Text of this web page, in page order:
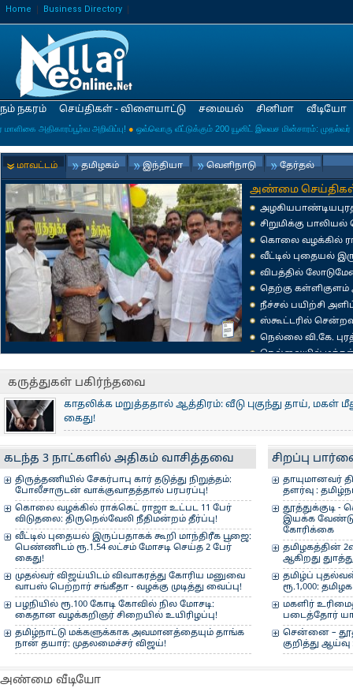
Home Business Directory
நம் நகரம் செய்திகள் - விளையாட்டு சமையல் சினிமா வீடியோ
அதிகாரப்பூர்வ அறிவிப்பு!● ஒவ்வொரு வீட்டுக்கும் 200 யூனிட் இலவச மின்சாரம்: முதல்வர்
மாவட்டம் தமிழகம் இந்தியா வெளிநாடு தேர்தல்
NewsIcon
அண்மை
சேவை : ஆர்.எஸ்.
சிறுமிக்கு
ஆண்டுகள் சிறை
தீர்ப்பு!
கொலை வழக்கில்
விடுதலை:
வீட்டில் புதையல்
பெண்ணிடம் ரூ.1.54
விபத்தில் லோடுமேன்
லட்சம் இழப்பீடு
தெற்கு கள்ளிகுளம்
ஆண்டு திருவிழா:
நீச்சல் பயிற்சி
பாலியல் தொல்லை
ஸ்கூட்டரில்
தாக்குதல்:
நெல்லை வி.கே.
திட்டம்: முதல்வர்
நெல்லையில் மக்கள்
கருத்துகள் பகிர்ந்தவை
காதலிக்க மறுத்ததால் ஆத்திரம்: வீடு புகுந்து தாய், மகள்
கைது!
மது குடிக்க மனைவி பணம் தராததால் வாலிபர்
சோகம்!
Aug 8, 2026 - 11:33:57 AM
மேகதாது அணைக்கு எதிராக டெல்லி செல்லத் தயாரா?:
எம்.பி. சவால்!
Aug 8, 2026 - 10:47:42 AM
வேன் மீது கார் மோதி விபத்து: வாலிபர் பலி, 3 பேர்
Aug 6, 2026 - 11:57:42 AM
ஆன்லைன் முதலீட்டு மோசடி: ரூ.75 லட்சம் சுருட்டிய
போலீஸ் வலை!
Aug 8, 2026 - 09:09:29 AM
கருங்குளம் அருகே வாழைத் தோட்டத்தில் தீ விபத்து
Aug 5, 2026 - 09:43:20 AM
நெசவாளர்களை ஆதரிக்கக் கைத்தறிப் பொருட்களை
மோடி வேண்டுகோள்!
Aug 7, 2026 - 04:44:44 PM
லாட்டரி நிறுவனத்திடம் ரூ.900 கோடி வாங்கியது ஏன்?:
விவாதம்!
Aug 7, 2026 - 08:40:48 PM
மதுரை - தூத்துக்குடி புதிய அகல ரயில் பாதை திட்டம் :
டெண்டர் வெளியீடு!
Aug 6, 2026 - 09:23:56 PM
தூத்துக்குடி பிரபல ஸ்வீட் ஸ்டாலில் ஆடித் தள்ளுபடியில்
Aug 7, 2026 - 11:12:09 AM
கடந்த 3 நாட்களில் அதிகம் வாசித்தவை
திருத்தணியில் சேகர்பாபு கார் தடுத்து நிறுத்தம்:
போலீசாருடன் வாக்குவாதத்தால் பரபரப்பு!
கொலை வழக்கில் ராக்கெட் ராஜா உட்பட 11 பேர்
விடுதலை: திருநெல்வேலி நீதிமன்றம் தீர்ப்பு!
வீட்டில் புதையல் இருப்பதாகக் கூறி மாந்திரீக பூஜை:
பெண்ணிடம் ரூ.1.54 லட்சம் மோசடி செய்த 2 பேர்
கைது!
முதல்வர் விஜய்யிடம் விவாகரத்து கோரிய மனுவை
வாபஸ் பெற்றார் சங்கீதா - வழக்கு முடித்து வைப்பு!
பழநியில் ரூ.100 கோடி கோவில் நில மோசடி:
கைதான வழக்கறிஞர் சிறையில் உயிரிழப்பு!
தமிழ்நாட்டு மக்களுக்காக அவமானத்தையும் தாங்க
நான் தயார்: முதலமைச்சர் விஜய்!
சிறப்பு
தாயுமானவர்
தளர்வு :
தூத்துக்குடி
இயக்க
கோரிக்கை
தமிழகத்தின்
ஆகிறது
தமிழ்ப்
ரூ.1,000:
மகளிர்
படைத்தோர்
சென்னை –
குறித்து
அண்மை வீடியோ